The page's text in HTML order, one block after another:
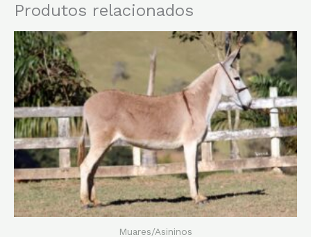
Produtos relacionados
Muares/Asininos